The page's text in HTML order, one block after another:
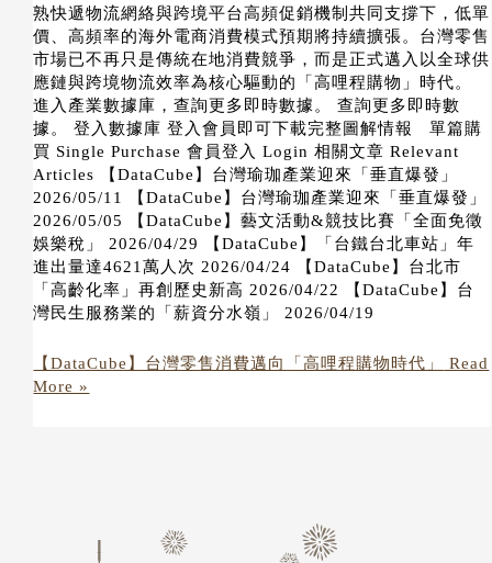
熟快遞物流網絡與跨境平台高頻促銷機制共同支撐下，低單
價、高頻率的海外電商消費模式預期將持續擴張。台灣零售
市場已不再只是傳統在地消費競爭，而是正式邁入以全球供
應鏈與跨境物流效率為核心驅動的「高哩程購物」時代。
進入產業數據庫，查詢更多即時數據。 查詢更多即時數
據。 登入數據庫 登入會員即可下載完整圖解情報 單篇購
買 Single Purchase 會員登入 Login 相關文章 Relevant
Articles 【DataCube】台灣瑜珈產業迎來「垂直爆發」
2026/05/11 【DataCube】台灣瑜珈產業迎來「垂直爆發」
2026/05/05 【DataCube】藝文活動&競技比賽「全面免徵
娛樂稅」 2026/04/29 【DataCube】「台鐵台北車站」年
進出量達4621萬人次 2026/04/24 【DataCube】台北市
「高齡化率」再創歷史新高 2026/04/22 【DataCube】台
灣民生服務業的「薪資分水嶺」 2026/04/19
【DataCube】台灣零售消費邁向「高哩程購物時代」
Read
More »